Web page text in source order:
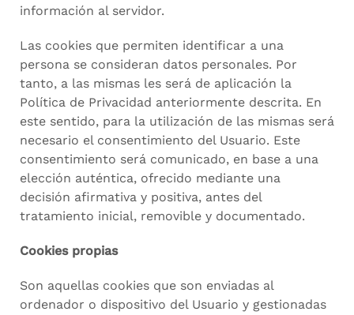
información al servidor.
Las cookies que permiten identificar a una
persona se consideran datos personales. Por
tanto, a las mismas les será de aplicación la
Política de Privacidad anteriormente descrita. En
este sentido, para la utilización de las mismas será
necesario el consentimiento del Usuario. Este
consentimiento será comunicado, en base a una
elección auténtica, ofrecido mediante una
decisión afirmativa y positiva, antes del
tratamiento inicial, removible y documentado.
Cookies propias
Son aquellas cookies que son enviadas al
ordenador o dispositivo del Usuario y gestionadas